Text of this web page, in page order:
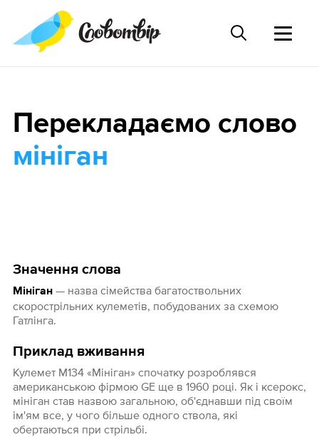
Значення слова
Мініган— назва сімейства багатоствольних
скорострільних кулеметів, побудованих за схемою
Гатлінга.
Приклад вживання
Кулемет М134 «Мініган» спочатку розроблявся
американською фірмою GE ще в 1960 році. Як і ксерокс,
мініган став назвою загальною, об'єднавши під своїм
ім'ям все, у чого більше одного ствола, які
обертаються при стрільбі.
Перекладаємо слово
мініган